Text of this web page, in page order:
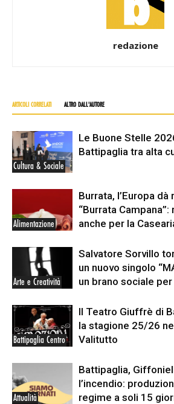
redazione
ARTICOLI CORRELATI ALTRO DALL'AUTORE
Cultura & Sociale
Le Buone Stelle
Battipaglia tra alta
Alimentazione
Burrata, l’Europa
“Burrata
anche per la
Arte e Creatività
Salvatore Sorvillo
un nuovo singolo
un brano sociale
Battipaglia Centro
Il Teatro Giuffrè di
la stagione 25/26
Valitutto
Attualità
Battipaglia,
l’incendio:
regime a soli 15